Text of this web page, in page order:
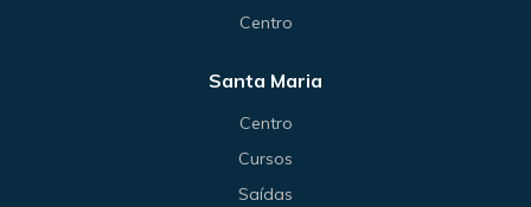
Centro
Santa Maria
Centro
Cursos
Saídas